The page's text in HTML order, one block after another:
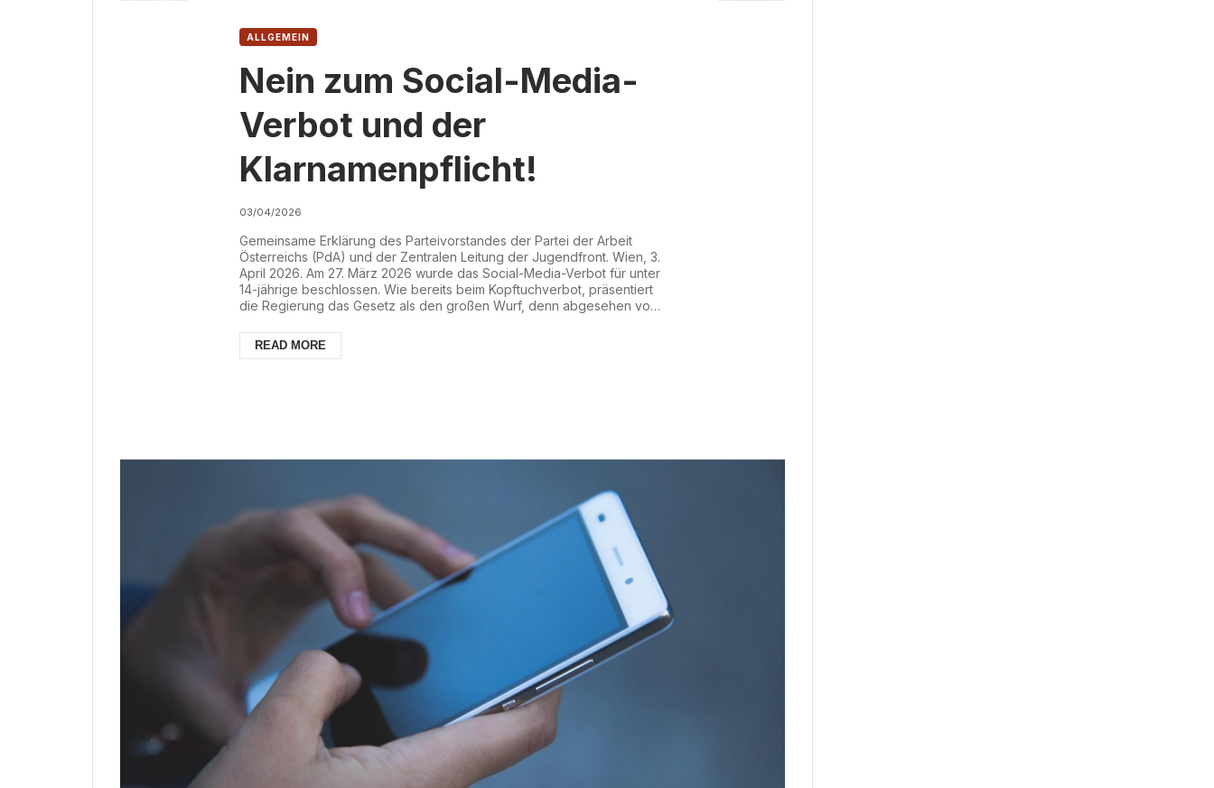
ALLGEMEIN
Nein zum Social-Media-
Verbot und der
Klarnamenpflicht!
03/04/2026
Gemeinsame Erklärung des Parteivorstandes der Partei der Arbeit
Österreichs (PdA) und der Zentralen Leitung der Jugendfront. Wien, 3.
April 2026. Am 27. März 2026 wurde das Social-Media-Verbot für unter
14-jährige beschlossen. Wie bereits beim Kopftuchverbot, präsentiert
die Regierung das Gesetz als den großen Wurf, denn abgesehen von
wirtschaftlichem Vollversagen hat die rot-schwarz-pinke Regierung
nichts zu bieten. Der symbolpoli...
READ MORE